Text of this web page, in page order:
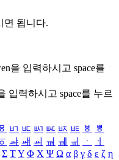
면 됩니다.
을 입력하시고 space를
입력하시고 space를 누르
ㅱ ㅲ ㅳ ㅴ ㅵ ㅶ ㅷ ㅸ
ㅹ
ㆇ ㆈ ㆉ ㆊ ㆋ ㆌ ㆍ
ㆎ
Σ ΤΥ Φ Χ Ψ Ω α β γ δ ε ζ η